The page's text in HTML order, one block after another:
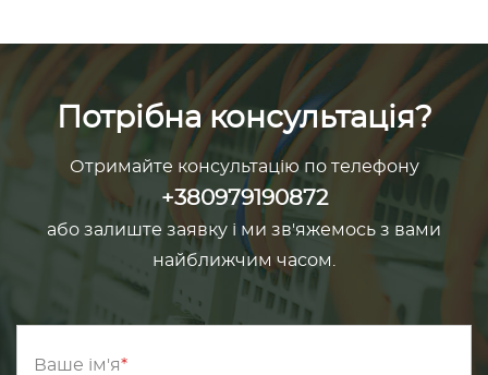
Потрібна консультація?
Отримайте консультацію по телефону
+380979190872
або залиште заявку і ми зв'яжемось з вами
найближчим часом.
Ваше ім'я